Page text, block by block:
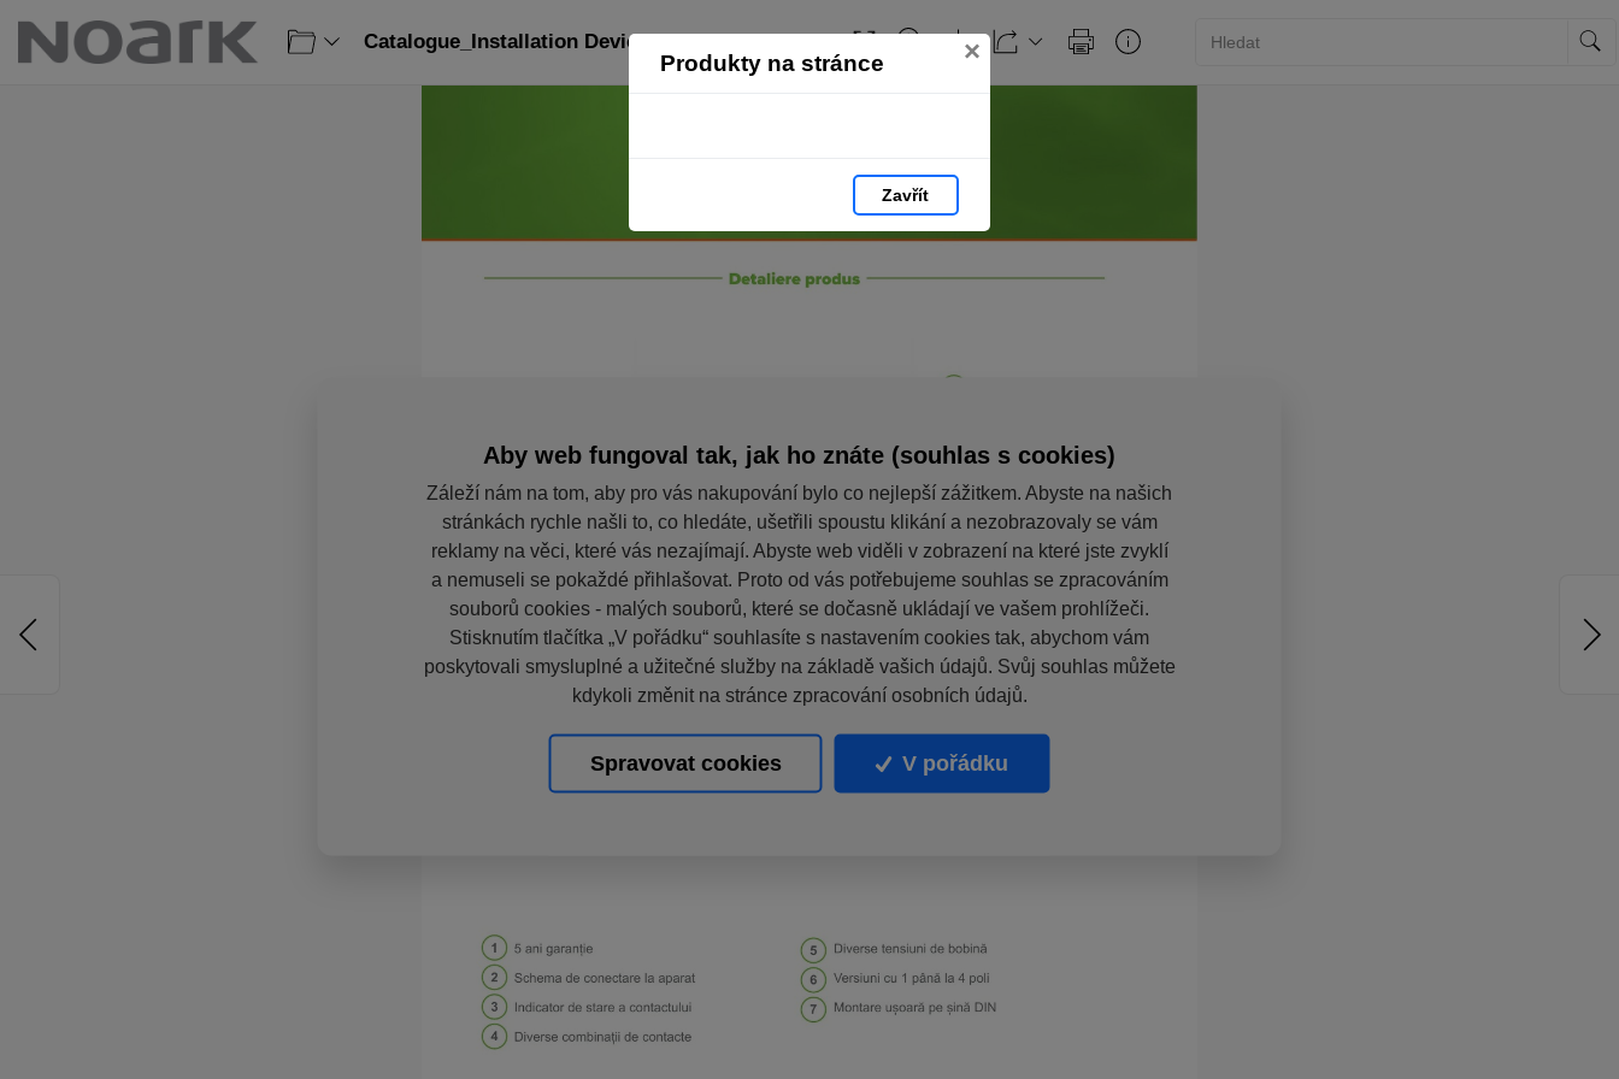
Produkty na stránce ×
Zavřít
Catalogue_Installation Devices_RO: strana 176
Aby web fungoval tak, jak ho znáte (souhlas s cookies)
Záleží nám na tom, aby pro vás nakupování bylo co nejlepší zážitkem. Abyste na našich
stránkách rychle našli to, co hledáte, ušetřili spoustu klikání a nezobrazovaly se vám
reklamy na věci, které vás nezajímají. Abyste web viděli v zobrazení na které jste zvyklí
a nemuseli se pokaždé přihlašovat. Proto od vás potřebujeme souhlas se zpracováním
souborů cookies - malých souborů, které se dočasně ukládají ve vašem prohlížeči.
Stisknutím tlačítka „V pořádku“ souhlasíte s nastavením cookies tak, abychom vám
poskytovali smysluplné a užitečné služby na základě vašich údajů. Svůj souhlas můžete
kdykoli změnit na stránce zpracování osobních údajů.
Spravovat cookies V pořádku